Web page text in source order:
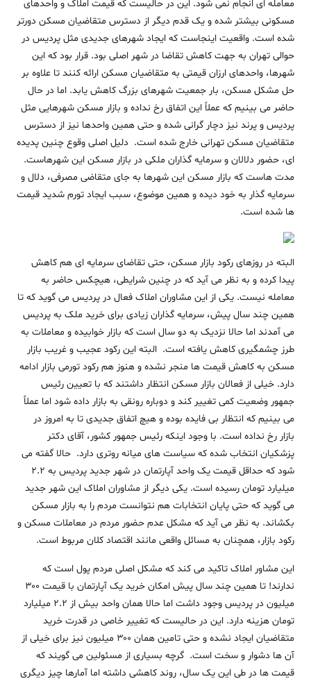
معامله ای انجام نمی شود. این در حالیست که قیمت املاک و واحدهای
مسکونی بیشتر شده و یک قدم دیگر از دسترس متقاضیان مسکن دورتر
شده است. واقعیت اینجاست که ایجاد شهرهای جدیدی مثل پردیس در
حوالی تهران به جهت کاهش تقاضا در شهر اصلی بود. قرار بود که این
شهرها، واحدهای ارزان قیمتی به متقاضیان مسکن ارائه کنند تا علاوه بر
حل مشکل مسکن، بار جمعیت شهرهای بزرگ کاهش یابد. اما در حال
حاضر می بینیم که عملاً این اتفاق رخ نداده و بازار مسکن شهرهایی مثل
پردیس و پرند نیز دچار گرانی شده و حتی همین واحدها نیز از دسترس
متقاضیان مسکن تهرانی خارج شده است. دلیل اصلی وقوع چنین پدیده
ای، حضور دلالان و سرمایه گذاران ملکی در بازار مسکن این شهرهاست.
مدت هاست که بازار مسکن این شهرها به جای متقاضی مصرفی، دلال و
سرمایه گذار به خود دیده و همین موضوع، سبب ایجاد تورم شدید قیمت
ها شده است.
البته در روزهای رکود بازار مسکن، حتی تقاضای سرمایه ای هم کاهش
پیدا کرده و به نظر می آید که در چنین شرایطی، هیچکس حاضر به
معامله نیست. یکی از این مشاوران املاک فعال در پردیس می گوید که تا
همین چند سال پیش، سرمایه گذاران زیادی برای خرید ملک به پردیس
می آمدند اما حالا نزدیک به دو سال است که بازار خوابیده و معاملات به
طرز چشمگیری کاهش یافته است. البته این رکود عجیب و غریب بازار
مسکن به کاهش قیمت ها منجر نشده و هنوز هم رکود تورمی بازار ادامه
دارد. خیلی از فعالان بازار مسکن انتظار داشتند که با تعیین رئیس
جمهور وضعیت کمی تغییر کند و دوباره رونقی به بازار داده شود اما عملاً
می بینیم که انتظار بی فایده بوده و هیچ اتفاق جدیدی تا به امروز در
بازار رخ نداده است. با وجود اینکه رئیس جمهور کشور، آقای دکتر
پزشکیان انتخاب شده که سیاست های میانه روتری دارد. حالا گفته می
شود که حداقل قیمت یک واحد آپارتمان در شهر جدید پردیس به ۲.۲
میلیارد تومان رسیده است. یکی دیگر از مشاوران املاک این شهر جدید
می گوید که حتی پایان انتخابات هم نتوانست مردم را به بازار مسکن
بکشاند. به نظر می آید که مشکل عدم حضور مردم در معاملات مسکن و
رکود بازار، همچنان به مسائل واقعی مانند اقتصاد کلان مربوط است.
این مشاور املاک تاکید می کند که مشکل اصلی مردم پول است که
ندارند! تا همین چند سال پیش امکان خرید یک آپارتمان با قیمت ۳۰۰
میلیون در پردیس وجود داشت اما حالا همان واحد بیش از ۲.۲ میلیارد
تومان هزینه دارد. این در حالیست که تغییر خاصی در قدرت خرید
متقاضیان ایجاد نشده و حتی تامین همان ۳۰۰ میلیون نیز برای خیلی از
آن ها دشوار و سخت است. گرچه بسیاری از مسئولین می گویند که
قیمت ها در طی این یک سال، روند کاهشی داشته اما آمارها چیز دیگری